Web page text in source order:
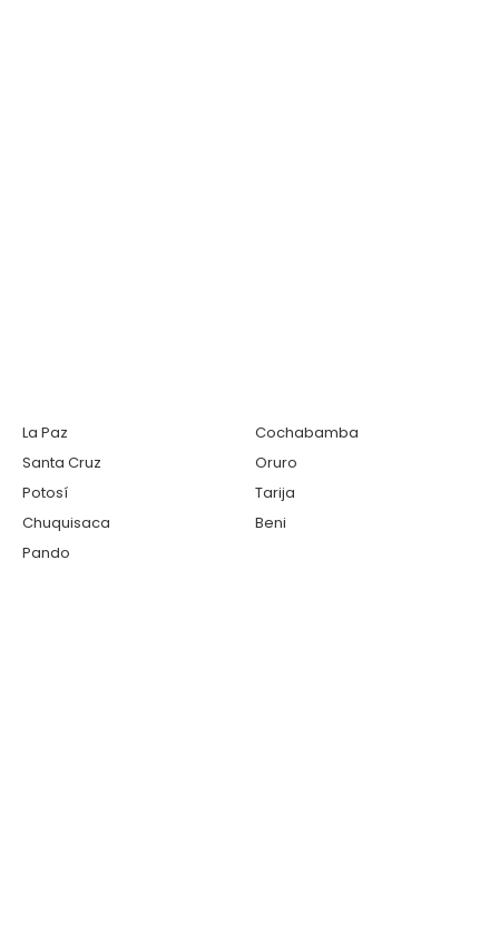
La Paz
Cochabamba
Santa Cruz
Oruro
Potosí
Tarija
Chuquisaca
Beni
Pando